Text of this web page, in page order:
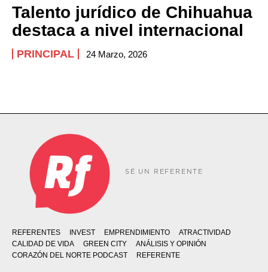
Talento jurídico de Chihuahua
destaca a nivel internacional
PRINCIPAL 24 Marzo, 2026
SÉ UN REFERENTE
REFERENTES INVEST EMPRENDIMIENTO
ATRACTIVIDAD
CALIDAD DE VIDA
GREEN CITY
ANÁLISIS Y OPINIÓN
CORAZÓN DEL NORTE PODCAST
REFERENTE